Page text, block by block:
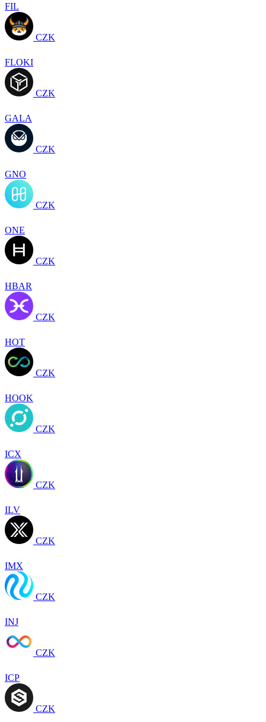
FIL
CZK
FLOKI
CZK
GALA
CZK
GNO
CZK
ONE
CZK
HBAR
CZK
HOT
CZK
HOOK
CZK
ICX
CZK
ILV
CZK
IMX
CZK
INJ
CZK
ICP
CZK